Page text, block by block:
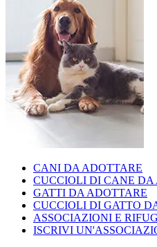
CANI DA ADOTTARE
CUCCIOLI DI CANE DA
GATTI DA ADOTTARE
CUCCIOLI DI GATTO
ASSOCIAZIONI E
ISCRIVI